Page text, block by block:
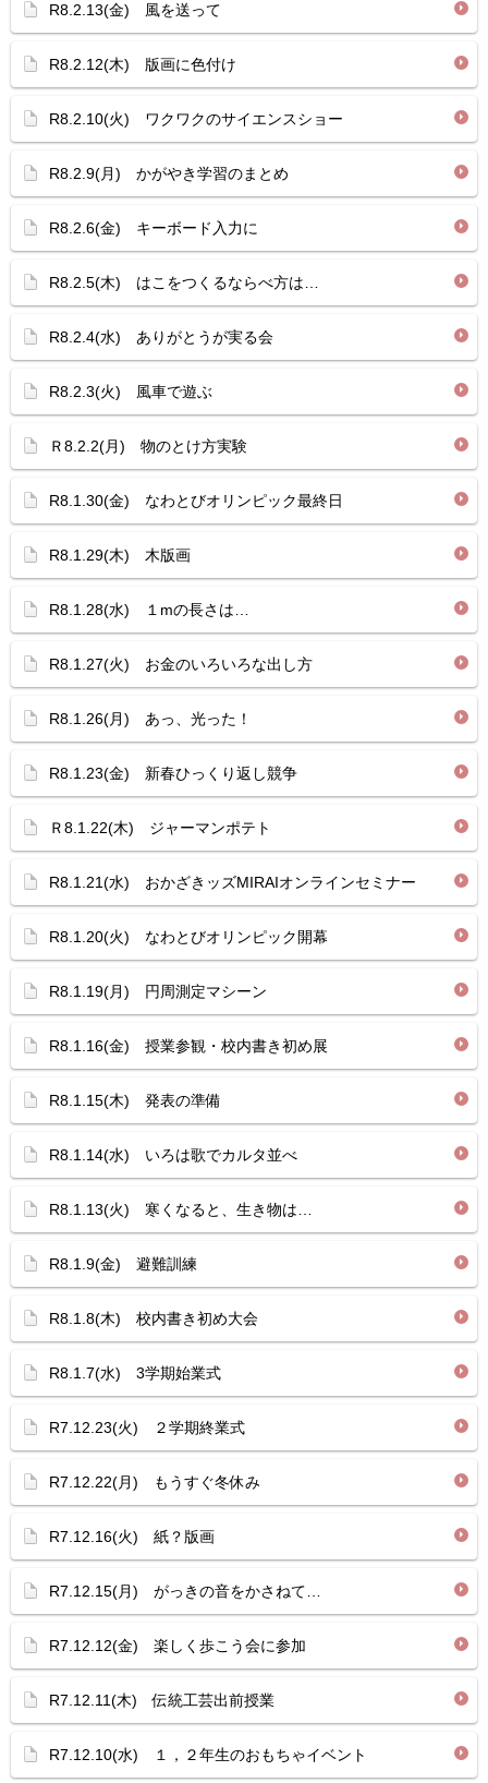
R8.2.13(金) 風を送って
R8.2.12(木) 版画に色付け
R8.2.10(火) ワクワクのサイエンスショー
R8.2.9(月) かがやき学習のまとめ
R8.2.6(金) キーボード入力に
R8.2.5(木) はこをつくるならべ方は…
R8.2.4(水) ありがとうが実る会
R8.2.3(火) 風車で遊ぶ
Ｒ8.2.2(月) 物のとけ方実験
R8.1.30(金) なわとびオリンピック最終日
R8.1.29(木) 木版画
R8.1.28(水) １mの長さは…
R8.1.27(火) お金のいろいろな出し方
R8.1.26(月) あっ、光った！
R8.1.23(金) 新春ひっくり返し競争
Ｒ8.1.22(木) ジャーマンポテト
R8.1.21(水) おかざきッズMIRAIオンラインセミナー
R8.1.20(火) なわとびオリンピック開幕
R8.1.19(月) 円周測定マシーン
R8.1.16(金) 授業参観・校内書き初め展
R8.1.15(木) 発表の準備
R8.1.14(水) いろは歌でカルタ並べ
R8.1.13(火) 寒くなると、生き物は…
R8.1.9(金) 避難訓練
R8.1.8(木) 校内書き初め大会
R8.1.7(水) 3学期始業式
R7.12.23(火) ２学期終業式
R7.12.22(月) もうすぐ冬休み
R7.12.16(火) 紙？版画
R7.12.15(月) がっきの音をかさねて…
R7.12.12(金) 楽しく歩こう会に参加
R7.12.11(木) 伝統工芸出前授業
R7.12.10(水) １，２年生のおもちゃイベント